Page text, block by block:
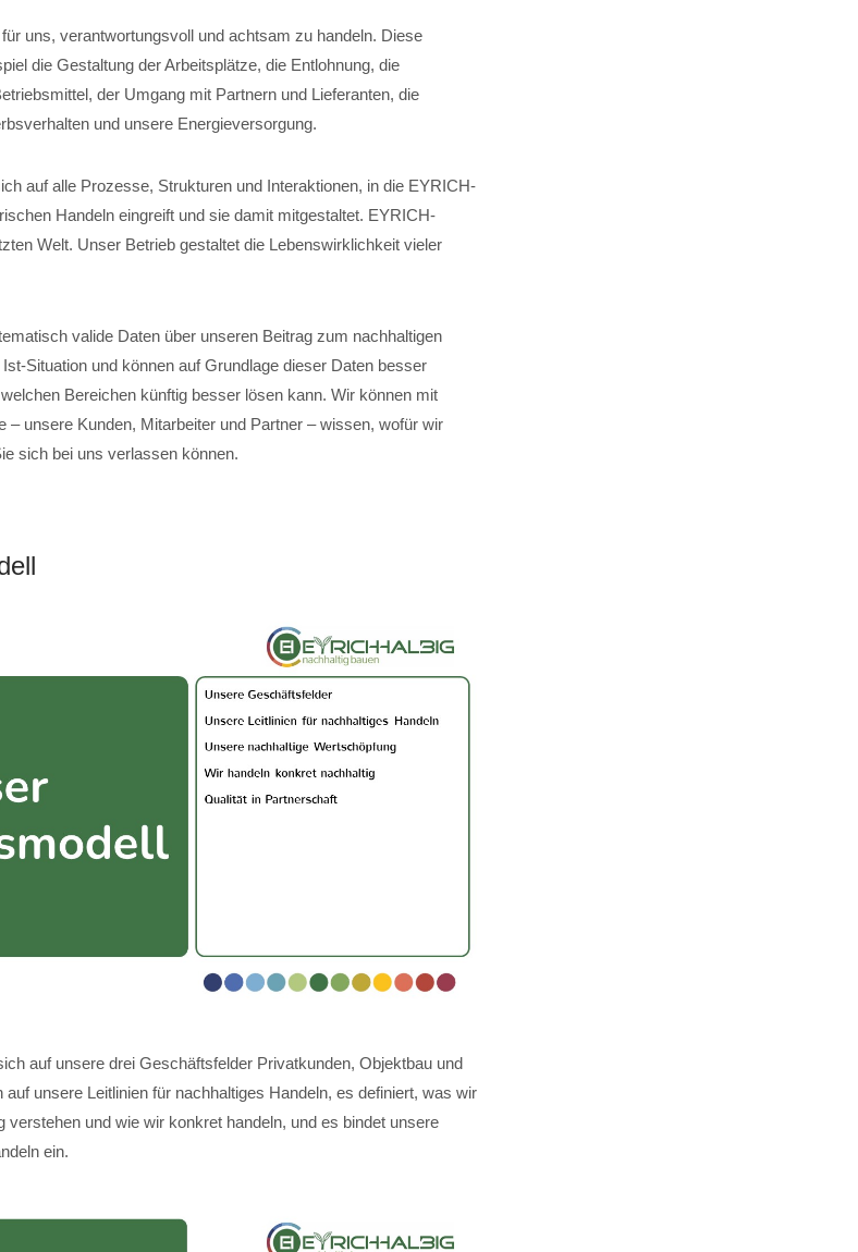
uns, verantwortungsvoll und achtsam zu handeln. Diese
die Gestaltung der Arbeitsplätze, die Entlohnung, die
der Umgang mit Partnern und Lieferanten, die
und unsere Energieversorgung.
auf alle Prozesse, Strukturen und Interaktionen, in die EYRICH-
Handeln eingreift und sie damit mitgestaltet. EYRICH-
Welt. Unser Betrieb gestaltet die Lebenswirklichkeit vieler
valide Daten über unseren Beitrag zum nachhaltigen
Situation und können auf Grundlage dieser Daten besser
Bereichen künftig besser lösen kann. Wir können mit
– unsere Kunden, Mitarbeiter und Partner – wissen, wofür wir
sich bei uns verlassen können.
auf unsere drei Geschäftsfelder Privatkunden, Objektbau und
unsere Leitlinien für nachhaltiges Handeln, es definiert, was wir
verstehen und wie wir konkret handeln, und es bindet unsere
ein.